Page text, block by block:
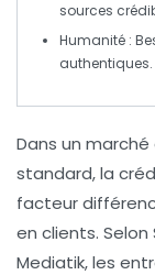
sources
Humanité :
authentiques.
Dans un marché
standard, la
facteur
en clients.
Mediatik, les